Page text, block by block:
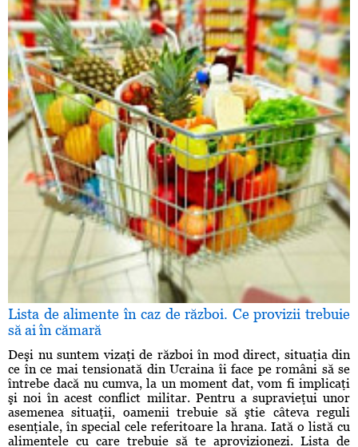
Lista de alimente în caz de război. Ce provizii trebuie
să ai în cămară
Deşi nu suntem vizaţi de război în mod direct, situaţia din
ce în ce mai tensionată din Ucraina îi face pe români să se
întrebe dacă nu cumva, la un moment dat, vom fi implicaţi
şi noi în acest conflict militar. Pentru a supravieţui unor
asemenea situaţii, oamenii trebuie să ştie câteva reguli
esenţiale, în special cele referitoare la hrana. Iată o listă cu
alimentele cu care trebuie să te aprovizionezi. Lista de